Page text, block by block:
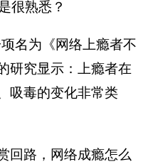
很熟悉？
名为《网络上瘾者不
研究显示：上瘾者在
吸毒的变化非常类
回路，网络成瘾怎么